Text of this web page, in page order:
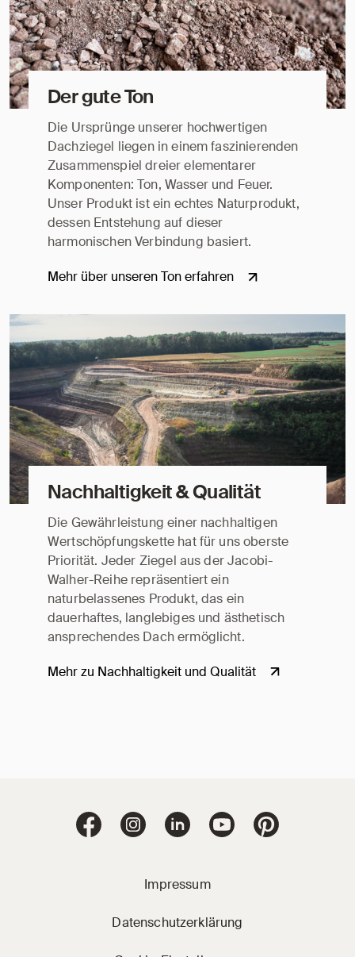
Der gute Ton
Die Ursprünge unserer hochwertigen
Dachziegel liegen in einem faszinierenden
Zusammenspiel dreier elementarer
Komponenten: Ton, Wasser und Feuer.
Unser Produkt ist ein echtes Naturprodukt,
dessen Entstehung auf dieser
harmonischen Verbindung basiert.
Mehr über unseren Ton erfahren
Nachhaltigkeit & Qualität
Die Gewährleistung einer nachhaltigen
Wertschöpfungskette hat für uns oberste
Priorität. Jeder Ziegel aus der Jacobi-
Walher-Reihe repräsentiert ein
naturbelassenes Produkt, das ein
dauerhaftes, langlebiges und ästhetisch
ansprechendes Dach ermöglicht.
Mehr zu Nachhaltigkeit und Qualität
Jacobi Dachziegel
Jacobi Dachziegel auf Facebook
Jacobi Dachziegel auf Instagram
Jacobi Dachziegel auf
Jacobi Dachziegel
Jacobi
Impressum
Datenschutzerklärung